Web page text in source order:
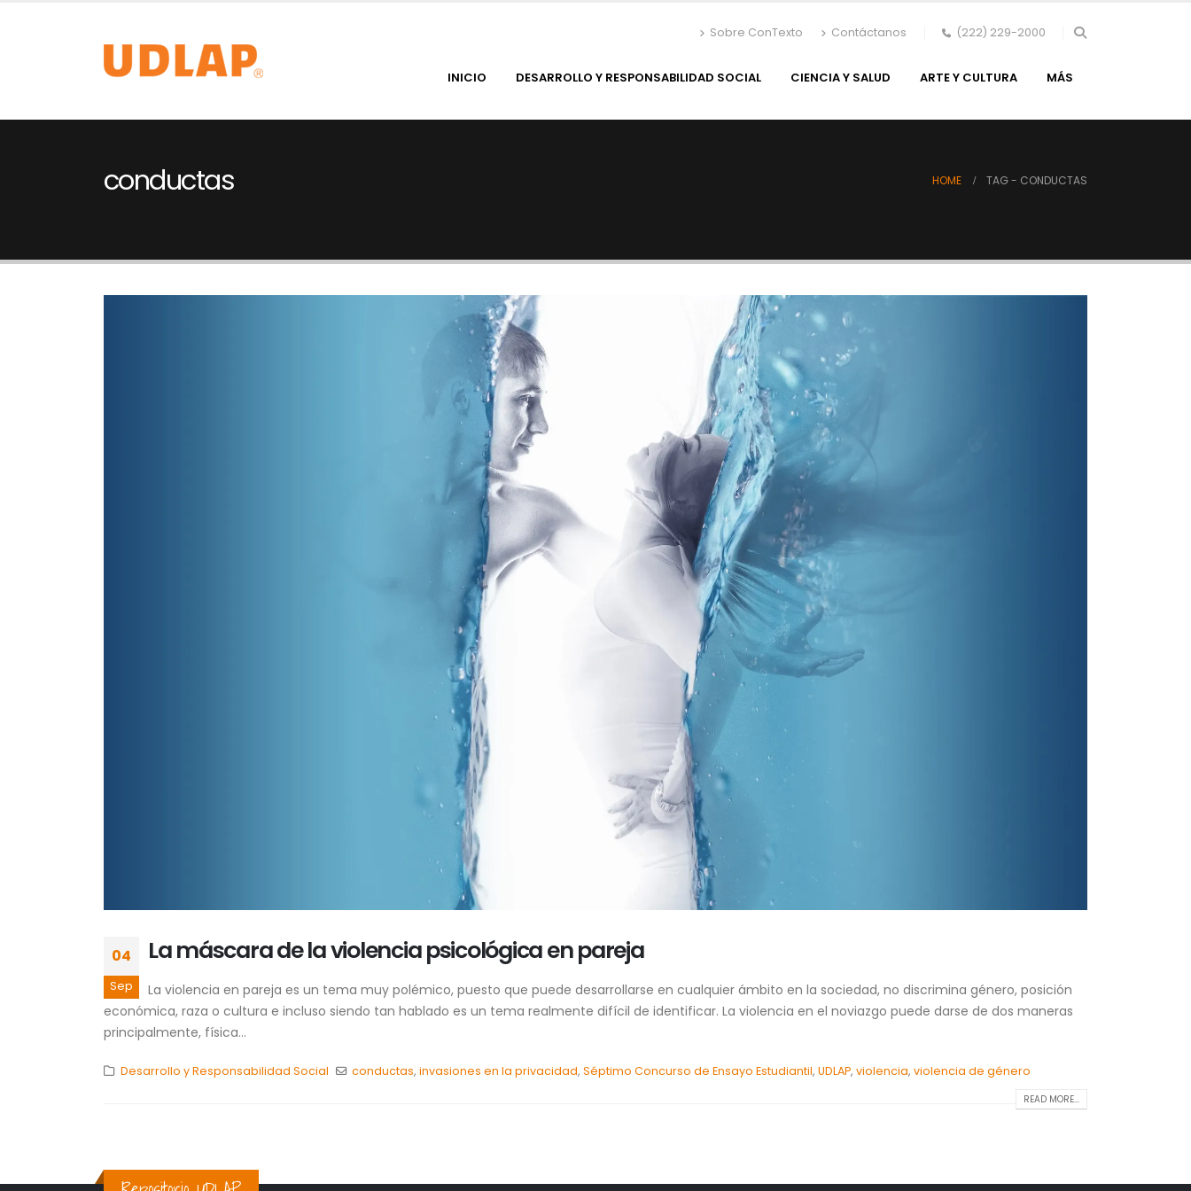
Sobre ConTexto Contáctanos (222) 229-2000
INICIO DESARROLLO Y RESPONSABILIDAD SOCIAL CIENCIA Y SALUD ARTE Y CULTURA MÁS
conductas HOME TAG - CONDUCTAS
04
Sep
La máscara de la violencia psicológica en pareja
La violencia en pareja es un tema muy polémico, puesto que puede desarrollarse en cualquier ámbito en la sociedad, no discrimina género, posición
económica, raza o cultura e incluso siendo tan hablado es un tema realmente difícil de identificar. La violencia en el noviazgo puede darse de dos maneras
principalmente, física...
Desarrollo y Responsabilidad Social conductas,invasiones en la privacidad,Séptimo Concurso de Ensayo Estudiantil,UDLAP,violencia,violencia de género
READ MORE...